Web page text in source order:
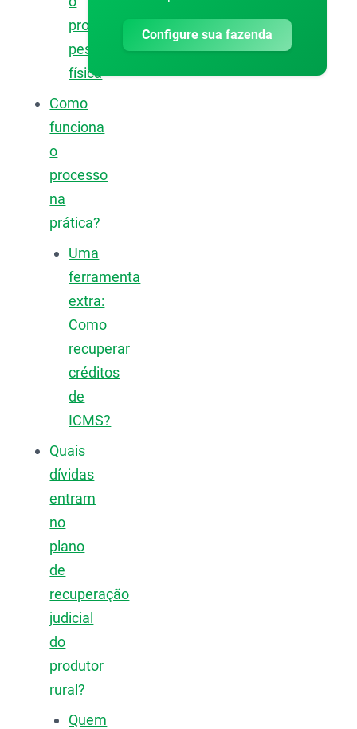
produtor
pessoa
física
Como
funciona
o
processo
na
prática?
Uma
ferramenta
extra:
Como
recuperar
créditos
de
ICMS?
Quais
dívidas
entram
no
plano
de
recuperação
judicial
do
produtor
rural?
Quem
Configure sua fazenda